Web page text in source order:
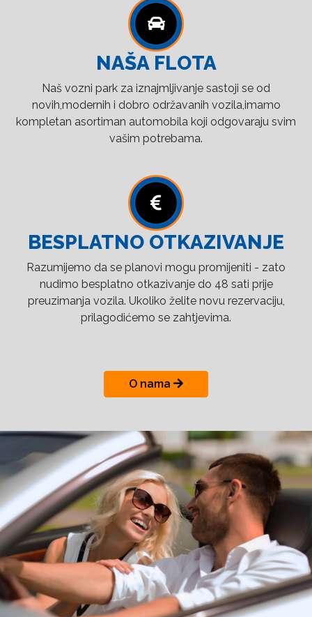
NAŠA FLOTA
Naš vozni park za iznajmljivanje sastoji se od
novih,modernih i dobro održavanih vozila,imamo
kompletan asortiman automobila koji odgovaraju svim
vašim potrebama.
BESPLATNO OTKAZIVANJE
Razumijemo da se planovi mogu promijeniti - zato
nudimo besplatno otkazivanje do 48 sati prije
preuzimanja vozila. Ukoliko želite novu rezervaciju,
prilagodićemo se zahtjevima.
O nama